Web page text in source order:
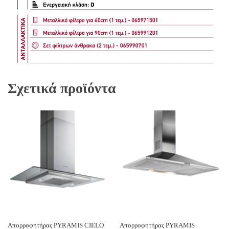
Σχετικά προϊόντα
Απορροφητήρας PYRAMIS CIELO Απορροφητήρας PYRAMIS